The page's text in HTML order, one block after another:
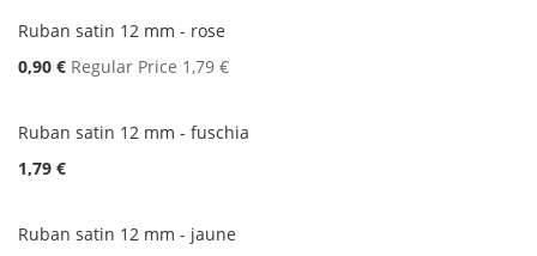
Ruban satin 12 mm - rose
Special
0,90 € Regular Price 1,79 €
Ruban satin 12 mm - fuschia
1,79 €
Ruban satin 12 mm - jaune